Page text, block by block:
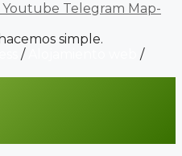
Youtube Telegram Map-
simple.
/
/